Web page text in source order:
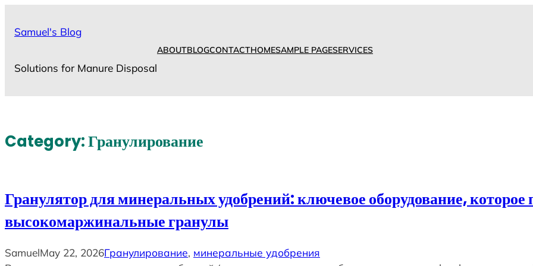
Samuel's Blog
Solutions for Manure Disposal
ABOUTBLOGCONTACTHOMESAMPLE PAGESERVICES
Category:Гранулирование
Гранулятор для минеральных удобрений: ключевое оборудование,
высокомаржинальные гранулы
SamuelMay 22, 2026Гранулирование, минеральные удобрения